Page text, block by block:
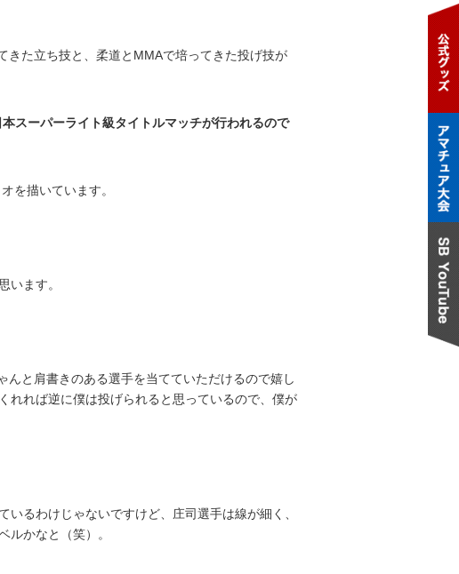
た立ち技と、柔道とMMAで培ってきた投げ技が
スーパーライト級タイトルマッチが行われるので
を描いています。
います。
と肩書きのある選手を当てていただけるので嬉し
れれば逆に僕は投げられると思っているので、僕が
るわけじゃないですけど、庄司選手は線が細く、
ルかなと（笑）。